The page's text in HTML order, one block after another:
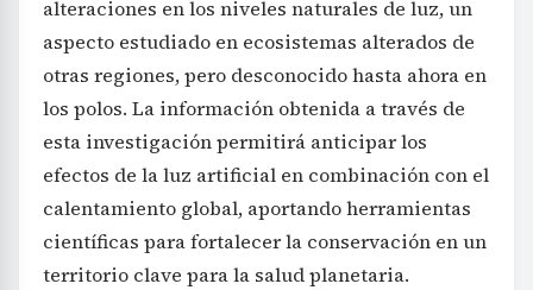
alteraciones en los niveles naturales de luz, un
aspecto estudiado en ecosistemas alterados de
otras regiones, pero desconocido hasta ahora en
los polos. La información obtenida a través de
esta investigación permitirá anticipar los
efectos de la luz artificial en combinación con el
calentamiento global, aportando herramientas
científicas para fortalecer la conservación en un
territorio clave para la salud planetaria.